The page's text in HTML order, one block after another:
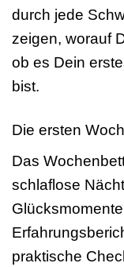
durch jede
zeigen, worauf
ob es Dein
bist.
Die ersten
Das
schlaflose
praktische